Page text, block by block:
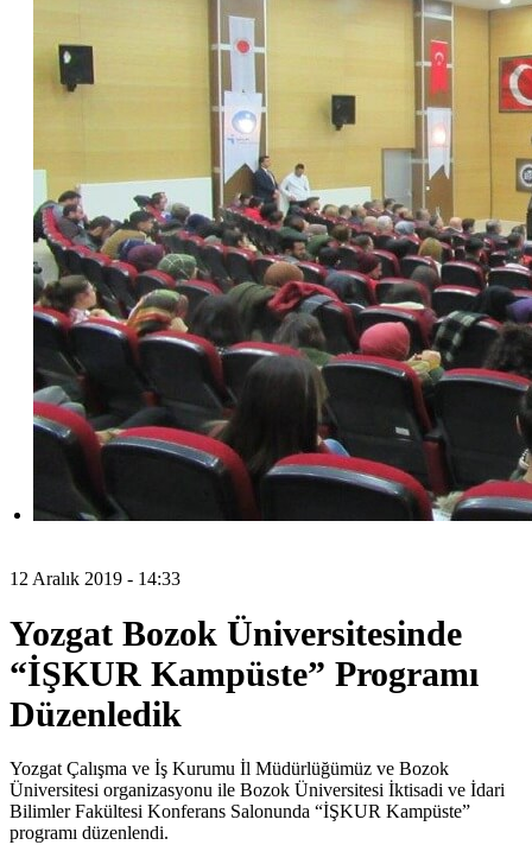
12 Aralık 2019 - 14:33
Yozgat Bozok Üniversitesinde
“İŞKUR Kampüste” Programı
Düzenledik
Yozgat Çalışma ve İş Kurumu İl Müdürlüğümüz ve Bozok
Üniversitesi organizasyonu ile Bozok Üniversitesi İktisadi ve İdari
Bilimler Fakültesi Konferans Salonunda “İŞKUR Kampüste”
programı düzenlendi.